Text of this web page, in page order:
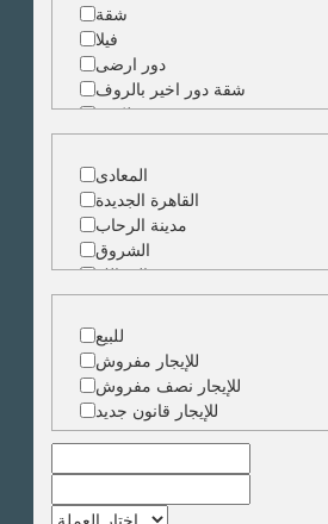
شقة
فيلا
دور ارضى
شقة دور اخير بالروف
شقة دوبلكس
شقة حجرة واحدة
ارض
مبنى
المعادى
القاهرة الجديدة
مدينة الرحاب
الشروق
الزمالك
جاردن سيتى
دقى
المهندسين
الجيزة
العجوزة
وسط البلد
مصر الجديدة
مدينة نصر
السادس من اكتوبر
للبيع
للإيجار مفروش
للإيجار نصف مفروش
للإيجار قانون جديد